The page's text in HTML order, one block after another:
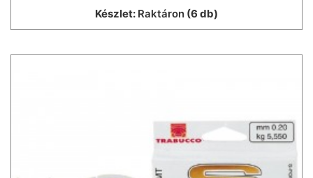
Készlet: Raktáron (6 db)